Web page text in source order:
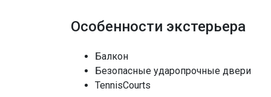
Особенности окон
Архитектурный стиль
Полы
Особенности экстерьера
Балкон
Безопасные ударопрочные двери
TennisCourts